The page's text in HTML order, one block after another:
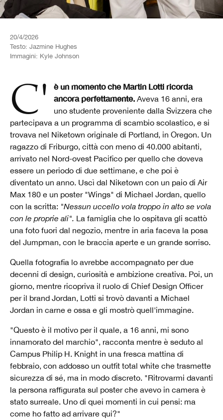
20/4/2026
Testo: Jazmine Hughes
Immagini: Kyle Johnson
C'è un momento che Martin Lotti ricorda ancora perfettamente. Aveva 16 anni, era
uno studente proveniente dalla Svizzera che
partecipava a un programma di scambio scolastico, e si
trovava nel Niketown originale di Portland, in Oregon. Un
ragazzo di Friburgo, città con meno di 40.000 abitanti,
arrivato nel Nord-ovest Pacifico per quello che doveva
essere un periodo di due settimane, e che poi è
diventato un anno. Uscì dal Niketown con un paio di Air
Max 180 e un poster "Wings" di Michael Jordan, quello
con la scritta: "Nessun uccello vola troppo in alto se vola
con le proprie ali". La famiglia che lo ospitava gli scattò
una foto fuori dal negozio, mentre in aria faceva la posa
del Jumpman, con le braccia aperte e un grande sorriso.
Quella fotografia lo avrebbe accompagnato per due
decenni di design, curiosità e ambizione creativa. Poi, un
giorno, mentre ricopriva il ruolo di Chief Design Officer
per il brand Jordan, Lotti si trovò davanti a Michael
Jordan in carne e ossa e gli mostrò quell'immagine.
"Questo è il motivo per il quale, a 16 anni, mi sono
innamorato del marchio", racconta mentre è seduto al
Campus Philip H. Knight in una fresca mattina di
febbraio, con addosso un outfit total white che trasmette
sicurezza di sé, ma in modo discreto. "Ritrovarmi davanti
la persona raffigurata sul poster che avevo in camera è
stato surreale. Uno di quei momenti in cui pensi: ma
come ho fatto ad arrivare qui?"